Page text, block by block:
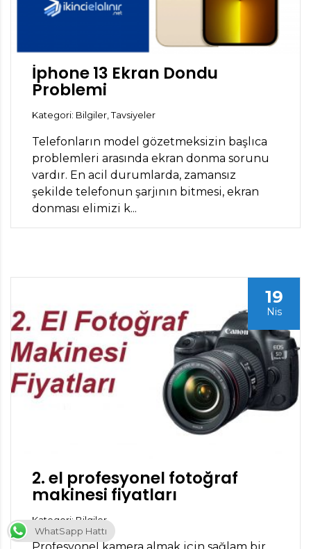
İphone 13 Ekran Dondu
Problemi
Kategori: Bilgiler, Tavsiyeler
Telefonların model gözetmeksizin başlıca
problemleri arasında ekran donma sorunu
vardır. En acil durumlarda, zamansız
şekilde telefonun şarjının bitmesi, ekran
donması elimizi k...
19
Nis
2. el profesyonel fotoğraf
makinesi fiyatları
Kategori: Bilgiler
WhatSapp Hattı